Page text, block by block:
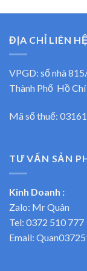
ĐỊA CHỈ LIÊN HỆ
VPGD: số nhà
Thành Phố Hồ
Mã số thuế:
TƯ VẤN SẢN
Kinh Doanh :
Zalo: Mr Quân
Tel: 0372 510 777
Email: